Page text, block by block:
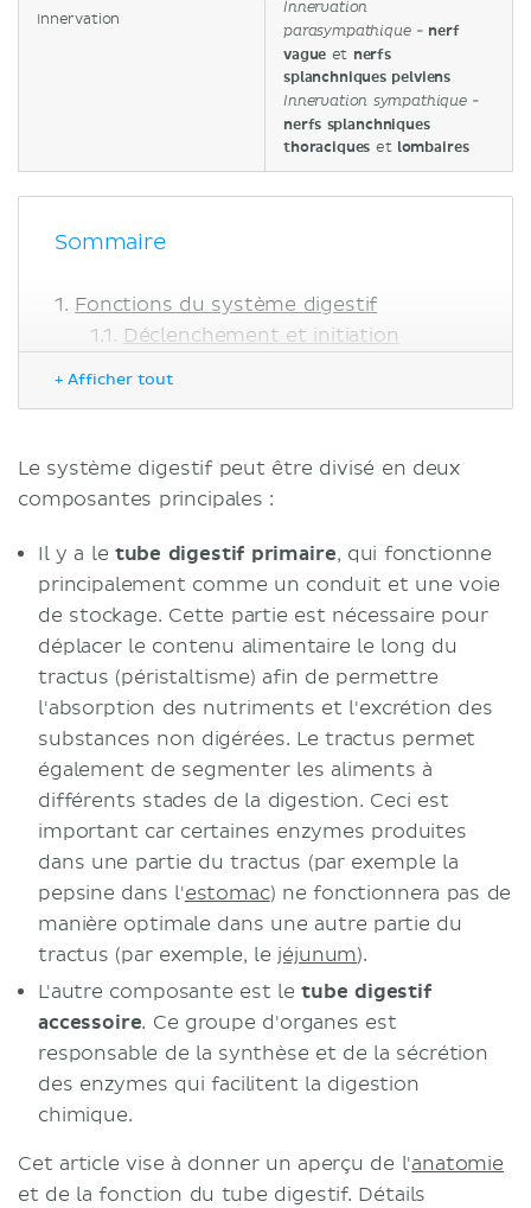
Innervation
Innervation
parasympathique- nerf
vague et nerfs
splanchniques pelviens
Innervation sympathique-
nerfs splanchniques
thoraciques et lombaires
Sommaire
Fonctions du système digestif
Déclenchement et initiation
Organes du système digestif
Cavité buccale
Œsophage
Estomac
Duodénum
Jéjunum
Côlon
Rectum
Moyen mnémotechnique pour
l'intestin
Canal anal
Organes du système digestif accessoire
Glandes salivaires
Foie
Vésicule biliaire
Pancréas
Innervation et vascularisation
Vascularisation arterielle
Innervation
Drainage veineux
Examen du système digestif
+ Afficher tout
Le système digestif peut être divisé en deux
composantes principales :
Il y a le tube digestif primaire, qui fonctionne
principalement comme un conduit et une voie
de stockage. Cette partie est nécessaire pour
déplacer le contenu alimentaire le long du
tractus (péristaltisme) afin de permettre
l'absorption des nutriments et l'excrétion des
substances non digérées. Le tractus permet
également de segmenter les aliments à
différents stades de la digestion. Ceci est
important car certaines enzymes produites
dans une partie du tractus (par exemple la
pepsine dans l'estomac) ne fonctionnera pas de
manière optimale dans une autre partie du
tractus (par exemple, le jéjunum).
L'autre composante est letube digestif
accessoire. Ce groupe d'organes est
responsable de la synthèse et de la sécrétion
des enzymes qui facilitent la digestion
chimique.
Cet article vise à donner un aperçu de l'anatomie
et de la fonction du tube digestif. Détails